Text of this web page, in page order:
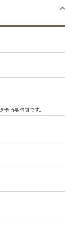
所要時間です。